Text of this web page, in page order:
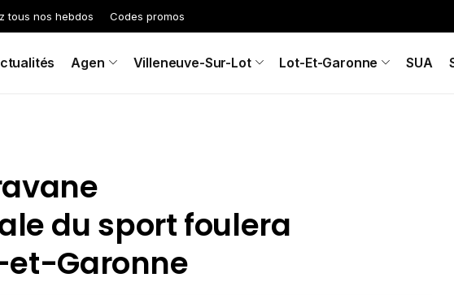
tous nos hebdos Codes promos
Agen Villeneuve-Sur-Lot Lot-Et-Garonne SUA
du sport foulera
et-Garonne